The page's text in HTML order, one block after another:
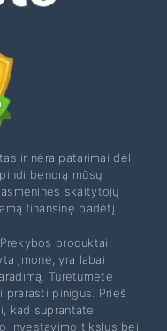
ir nėra patarimai dėl
bendrą mūsų
skaitytojų
finansinę padėtį.
produktai,
įmonė, yra labai
Turėtumėte
pinigus. Prieš
kad suprantate
investavimo tikslus bei